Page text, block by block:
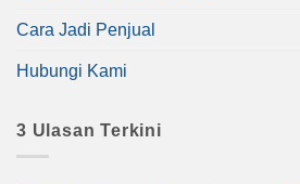
Cara Jadi Penjual
Hubungi Kami
3 Ulasan Terkini